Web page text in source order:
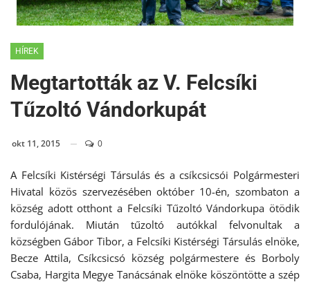
HÍREK
Megtartották az V. Felcsíki
Tűzoltó Vándorkupát
okt 11, 2015 0
A Felcsíki Kistérségi Társulás és a csíkcsicsói Polgármesteri
Hivatal közös szervezésében október 10-én, szombaton a
község adott otthont a Felcsíki Tűzoltó Vándorkupa ötödik
fordulójának. Miután tűzoltó autókkal felvonultak a
községben Gábor Tibor, a Felcsíki Kistérségi Társulás elnöke,
Becze Attila, Csíkcsicsó község polgármestere és Borboly
Csaba, Hargita Megye Tanácsának elnöke köszöntötte a szép